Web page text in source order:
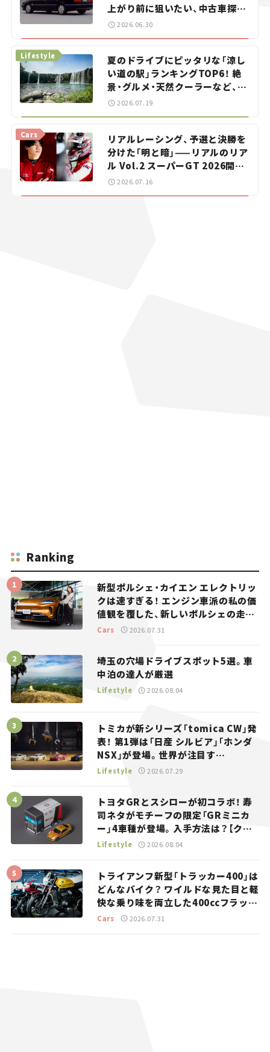
上がり前に狙いたい、中古車探し
をお手伝い――ちょっとイケてるマ
2026.06.30
夏のドライブにピッタリな「涼し
い道の駅」ランキングTOP6！ 絶
景・グルメ・天然クーラーなど、避
暑におすすめのスポットを紹介
Lifestyle
2026.07.19
リアルレーシング、予選と決勝を
分けた「明と暗」——リアルのリア
ル Vol.2 スーパーGT 2026開幕
戦 岡山国際サーキット
Cars
2026.07.16
Ranking
新型ポルシェ・カイエン エレクトリッ
クは速すぎる！ エンジン車派の私の価
値観を覆した、新しいポルシェの走
り。
Cars 2026.07.31
埼玉の穴場ドライブスポット5選。車
中泊の達人が厳選
Lifestyle 2026.08.04
トミカが新シリーズ「tomica CW」発
表！ 第1弾は「日産 シルビア」「ホンダ
NSX」が登場。世界が注目す
る“JDM”に焦点【クルマとホビー】
Lifestyle 2026.07.29
トヨタGRとスシローが初コラボ！ 寿
司ネタがモチーフの限定「GRミニカ
ー」4車種が登場。入手方法は？【クル
マとホビー】
Lifestyle 2026.08.04
トライアンフ新型「トラッカー400」は
どんなバイク？ ワイルドな見た目と軽
快な乗り味を両立した400ccフラット
トラッカー【試乗レビュー】
Cars 2026.07.31